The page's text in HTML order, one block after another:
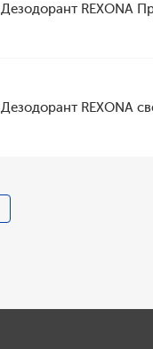
Дезодорант REXONA
Дезодорант REXONA